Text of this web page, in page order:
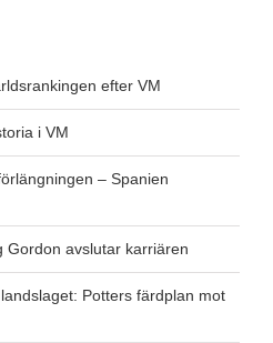
efter VM
i VM
– Spanien
Gordon avslutar karriären
Potters färdplan mot